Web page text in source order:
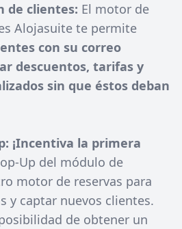
de clientes: El motor de
Alojasuite te permite
con su correo
descuentos, tarifas y
sin que éstos deban
¡Incentiva la primera
Up del módulo de
motor de reservas para
y captar nuevos clientes.
de obtener un